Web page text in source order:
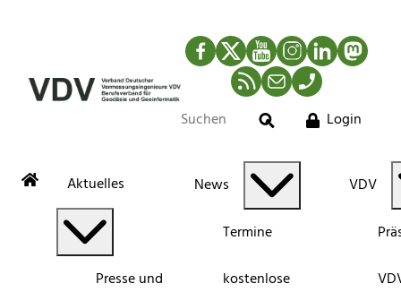
Facebook
TwitterYouTubeInstagram
LinkedIn
RSS-Newsfeed
MailTelefon
Suche
Login
Aktuelles
Presse und
News
Termine
kostenlose
VDV